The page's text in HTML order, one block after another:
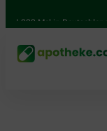
Mal in Deutschland